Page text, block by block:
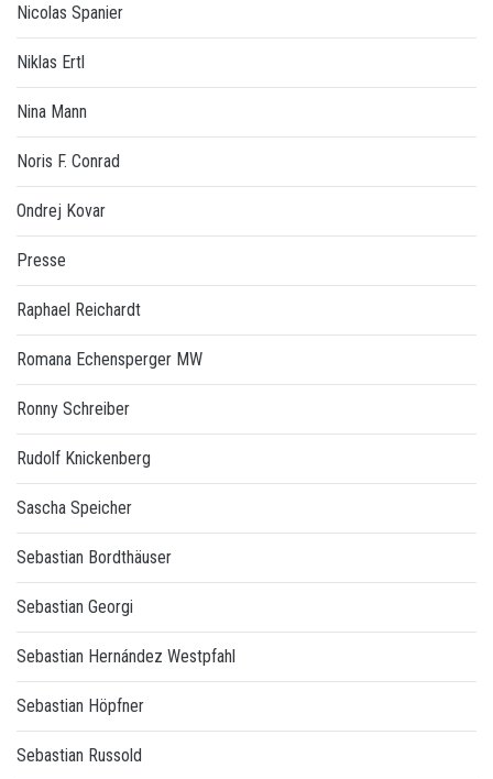
Nicolas Spanier
Niklas Ertl
Nina Mann
Noris F. Conrad
Ondrej Kovar
Presse
Raphael Reichardt
Romana Echensperger MW
Ronny Schreiber
Rudolf Knickenberg
Sascha Speicher
Sebastian Bordthäuser
Sebastian Georgi
Sebastian Hernández Westpfahl
Sebastian Höpfner
Sebastian Russold